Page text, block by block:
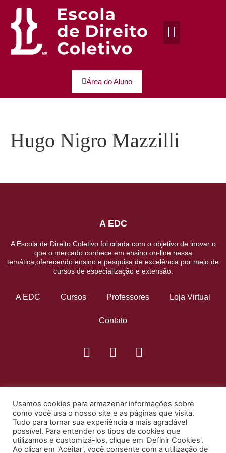
Área do Aluno
Hugo Nigro Mazzilli
A EDC
A Escola de Direito Coletivo foi criada com o objetivo de inovar o
que o mercado conhece em ensino on-line nessa
temática,oferecendo ensino e pesquisa de excelência por meio de
cursos de especialização e extensão.
A EDC Cursos Professores Loja Virtual
Contato
Usamos cookies para armazenar informações sobre
como você usa o nosso site e as páginas que visita.
Tudo para tornar sua experiência a mais agradável
possível. Para entender os tipos de cookies que
utilizamos e customizá-los, clique em 'Definir Cookies'.
Ao clicar em 'Aceitar', você consente com a utilização de